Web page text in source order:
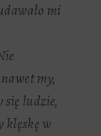
mi
my,
się ludzie,
klęskę w